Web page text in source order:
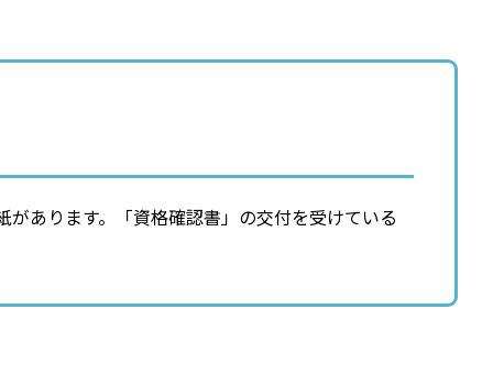
あります。「資格確認書」の交付を受けている